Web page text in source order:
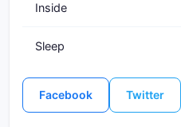
Inside
Sleep
Facebook Twitter